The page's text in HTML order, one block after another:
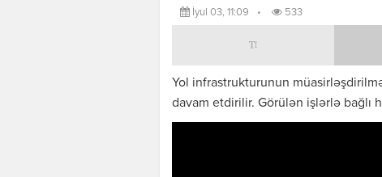
İyul 03, 11:09 • 533
Yol infrastrukturunun
davam etdirilir. Görülən işlərlə bağlı